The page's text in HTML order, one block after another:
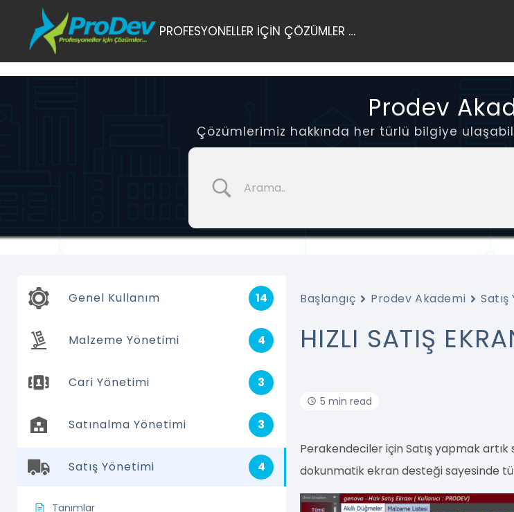
content
PROFESYONELLER İÇİN ÇÖZÜMLER …
Prodev
Çözümlerimiz hakkında her türlü bilgiye
Genel Kullanım 14
Malzeme Yönetimi 4
Cari Yönetimi 3
Satınalma Yönetimi 3
Satış Yönetimi 4
Tanımlar
Başlangıç Prodev Akademi
HIZLI SATIŞ
5 min read
Perakendeciler için Satış yapmak
dokunmatik ekran desteği sayesinde